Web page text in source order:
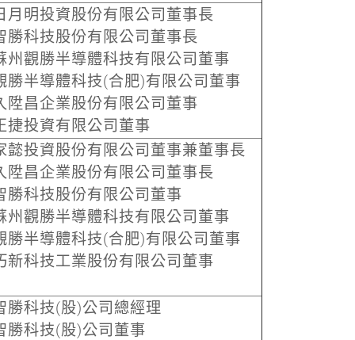
月明投資股份有限公司董事長
勝科技股份有限公司董事長
州觀勝半導體科技有限公司董事
勝半導體科技(合肥)有限公司董事
陞昌企業股份有限公司董事
捷投資有限公司董事
懿投資股份有限公司董事兼董事長
陞昌企業股份有限公司董事長
勝科技股份有限公司董事
州觀勝半導體科技有限公司董事
勝半導體科技(合肥)有限公司董事
新科技工業股份有限公司董事
勝科技(股)公司總經理
勝科技(股)公司董事